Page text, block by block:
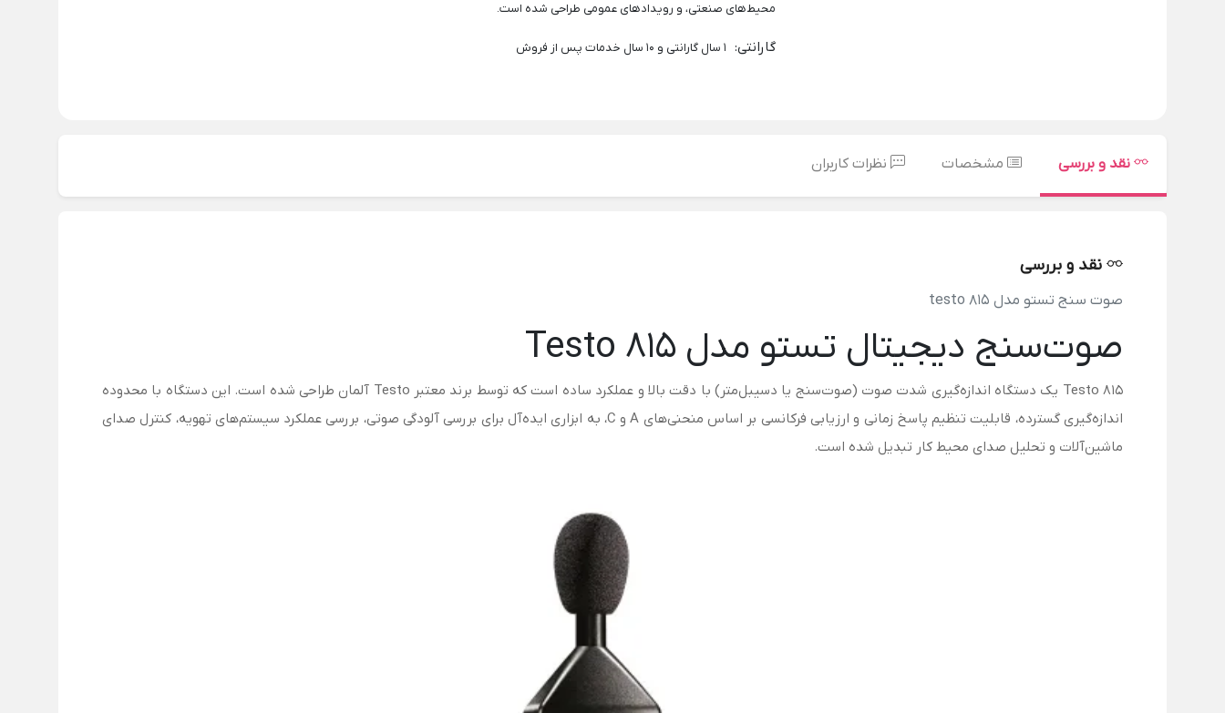
محیط‌های صنعتی، و رویدادهای عمومی طراحی شده است.
گارانتی: 1 سال گارانتی و 10 سال خدمات پس از فروش
نقد و بررسی مشخصات نظرات کاربران
نقد و بررسی
صوت سنج تستو مدل testo 815
صوت‌سنج دیجیتال تستو مدل Testo 815
Testo 815 یک دستگاه اندازه‌گیری شدت صوت (صوت‌سنج یا دسیبل‌متر) با دقت بالا و عملکرد ساده است که توسط برند معتبر Testo آلمان طراحی شده است. این دستگاه با محدوده
اندازه‌گیری گسترده، قابلیت تنظیم پاسخ زمانی و ارزیابی فرکانسی بر اساس منحنی‌های A و C، به ابزاری ایده‌آل برای بررسی آلودگی صوتی، بررسی عملکرد سیستم‌های تهویه، کنترل صدای
ماشین‌آلات و تحلیل صدای محیط کار تبدیل شده است.